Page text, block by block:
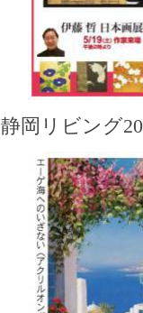
静岡リビング